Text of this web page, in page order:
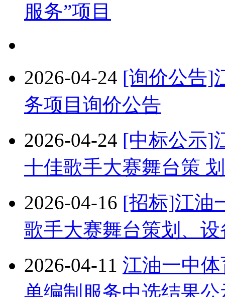
服务”项目
2026-04-24 [询价公告]
务项目询价公告
2026-04-24 [中标公示]
十佳歌手大赛舞台策
2026-04-16 [招标]江油
歌手大赛舞台策划、
2026-04-11 江油一中
单编制服务中选结果公